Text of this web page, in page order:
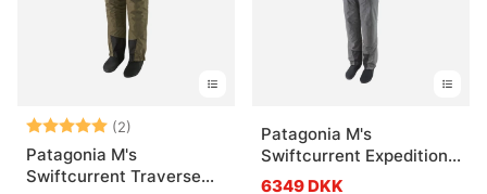
Vurdering: (2)
5.0 ud af 5 stjerner
Patagonia M's
Swiftcurrent Traverse
Patagonia M's
Swiftcurrent Expedition
Waders Basin Green
6349 DKK